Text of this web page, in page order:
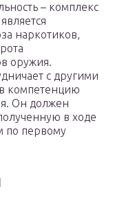
– комплекс
наркотиков,
оружия.
с другими
компетенцию
Он должен
в ходе
по первому